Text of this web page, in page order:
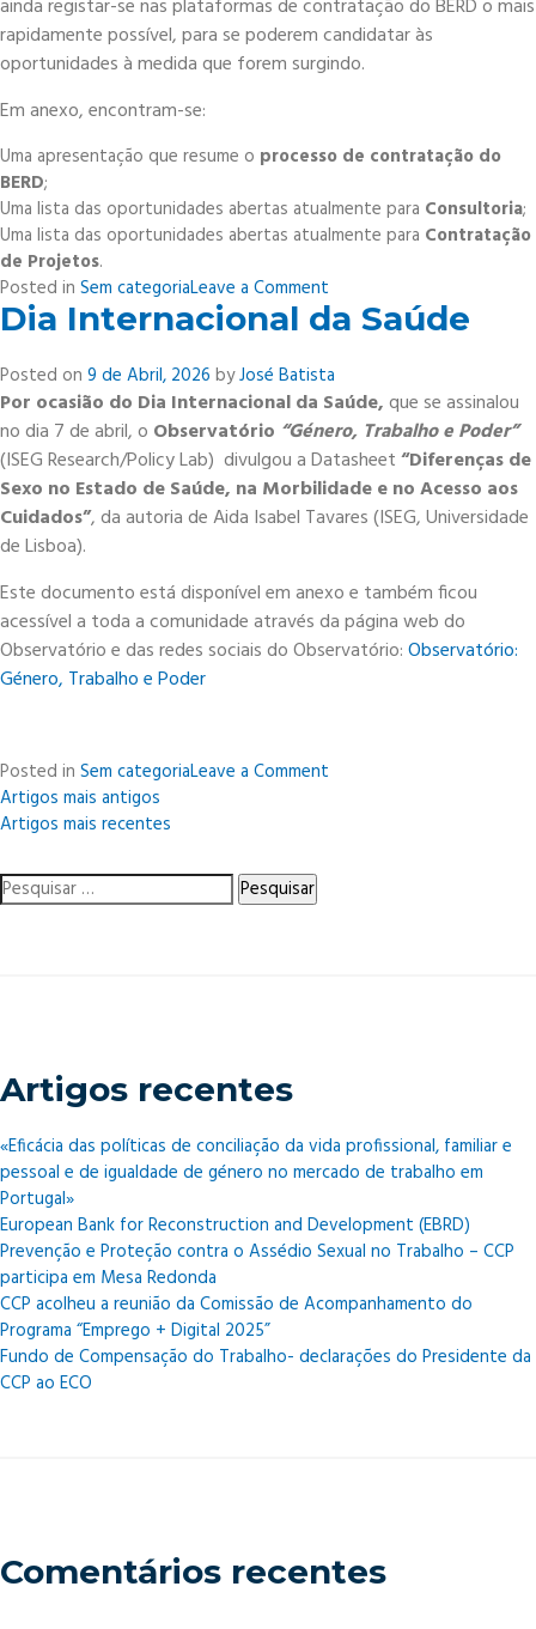
ainda registar-se nas plataformas de contratação do BERD o mais
rapidamente possível, para se poderem candidatar às
oportunidades à medida que forem surgindo.
Em anexo, encontram-se:
Uma apresentação que resume o processo de contratação do
BERD;
Uma lista das oportunidades abertas atualmente para Consultoria;
Uma lista das oportunidades abertas atualmente para Contratação
de Projetos.
Posted in Sem categoriaLeave a Comment
European
Bank
for
Reconstruction
and
Development
(EBRD)
Dia Internacional da Saúde
Posted on 9 de Abril, 2026 byJosé Batista
Por ocasião do Dia Internacional da Saúde,que se assinalou
no dia 7 de abril, o Observatório “Género, Trabalho e Poder”
(ISEG Research/Policy Lab) divulgou a Datasheet“Diferenças de
Sexo no Estado de Saúde, na Morbilidade e no Acesso aos
Cuidados”, da autoria de Aida Isabel Tavares (ISEG, Universidade
de Lisboa).
Este documento está disponível em anexo e também ficou
acessível a toda a comunidade através da página web do
Observatório e das redes sociais do Observatório:Observatório:
Género, Trabalho e Poder
Posted in Sem categoriaLeave a Comment
Navegação
de
artigos
Artigos mais antigos
Artigos mais recentes
Pesquisar
por:
Artigos recentes
«Eficácia das políticas de conciliação da vida profissional, familiar e
pessoal e de igualdade de género no mercado de trabalho em
Portugal»
European Bank for Reconstruction and Development (EBRD)
Prevenção e Proteção contra o Assédio Sexual no Trabalho – CCP
participa em Mesa Redonda
CCP acolheu a reunião da Comissão de Acompanhamento do
Programa “Emprego + Digital 2025”
Fundo de Compensação do Trabalho- declarações do Presidente da
CCP ao ECO
Comentários recentes